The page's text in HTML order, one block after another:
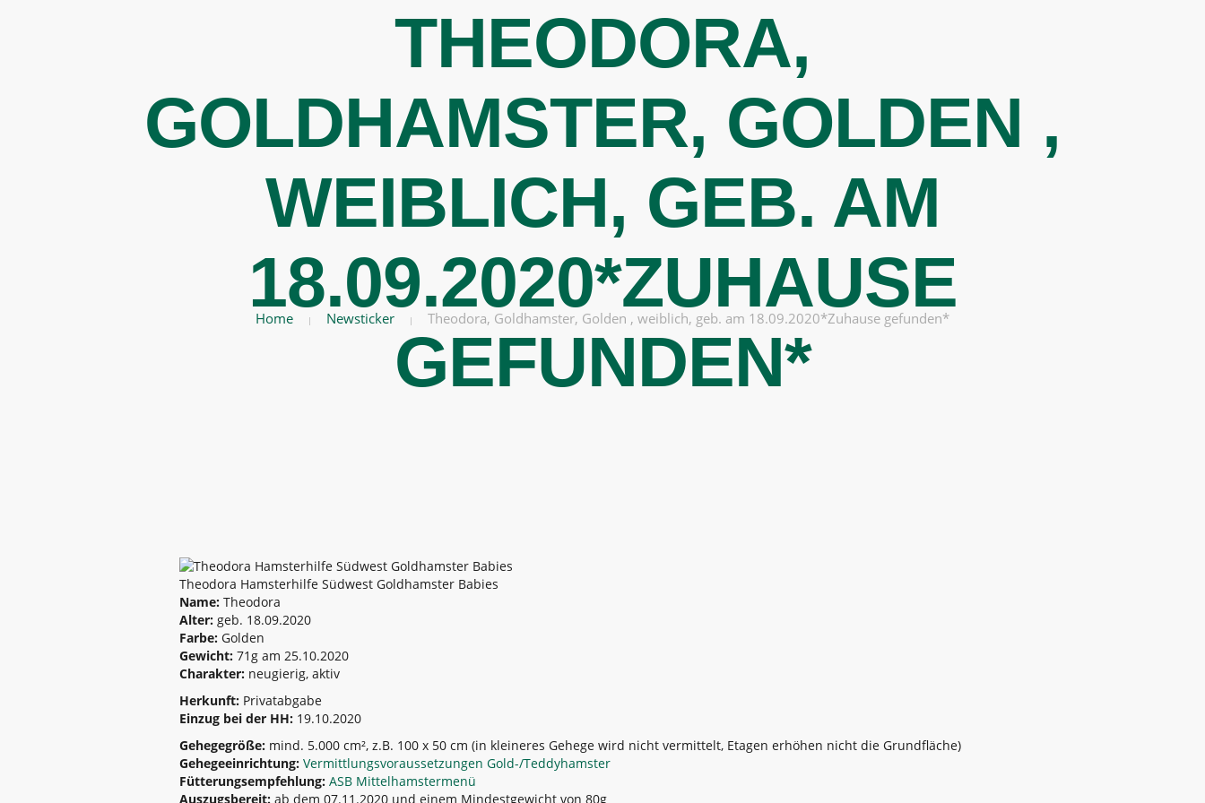
BERATEN
THEODORA,
GOLDHAMSTER, GOLDEN ,
WEIBLICH, GEB. AM
18.09.2020*ZUHAUSE
GEFUNDEN*
Home Newsticker Theodora, Goldhamster, Golden , weiblich, geb. am 18.09.2020*Zuhause gefunden*
Theodora Hamsterhilfe Südwest Goldhamster Babies
Name:Theodora
Alter:geb. 18.09.2020
Farbe:Golden
Gewicht:71g am 25.10.2020
Charakter:neugierig, aktiv
Herkunft:Privatabgabe
Einzug bei der HH:19.10.2020
Gehegegröße:mind. 5.000 cm², z.B. 100 x 50 cm (in kleineres Gehege wird nicht vermittelt, Etagen erhöhen nicht die Grundfläche)
Gehegeeinrichtung: Vermittlungsvoraussetzungen Gold-/Teddyhamster
Fütterungsempfehlung:ASB Mittelhamstermenü
Auszugsbereit:ab dem 07.11.2020 und einem Mindestgewicht von 80g